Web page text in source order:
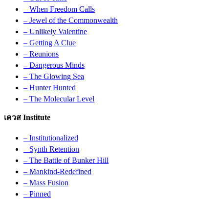
– When Freedom Calls
– Jewel of the Commonwealth
– Unlikely Valentine
– Getting A Clue
– Reunions
– Dangerous Minds
– The Glowing Sea
– Hunter Hunted
– The Molecular Level
เควส Institute
– Institutionalized
– Synth Retention
– The Battle of Bunker Hill
– Mankind-Redefined
– Mass Fusion
– Pinned